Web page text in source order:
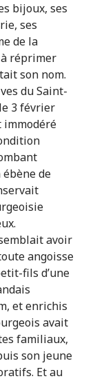
bijoux, ses
ses
de la
à réprimer
son nom.
du Saint-
3 février
immodéré
de
avoir
angoisse
fils d’une
et enrichis
avait
familiaux,
son jeune
Et au